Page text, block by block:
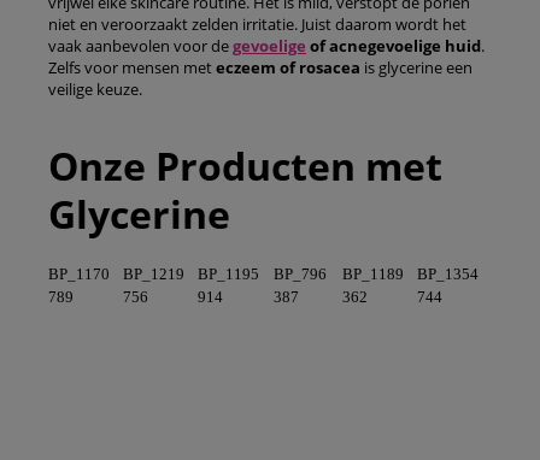
niet en veroorzaakt zelden irritatie. Juist daarom wordt het
vaak aanbevolen voor degevoelige of acnegevoelige huid.
Zelfs voor mensen meteczeem of rosacea is glycerine een
veilige keuze.
Onze Producten met
Glycerine
BP_1170
789
BP_1219
756
BP_1195
914
BP_796
387
BP_1189
362
BP_1354
744